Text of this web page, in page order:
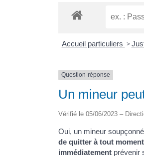
Accueil particuliers >
Question-réponse
Un mineur
Vérifié le 05/06/2023 –
Oui, un mineur
de quitter à tout
immédiatement prévenir